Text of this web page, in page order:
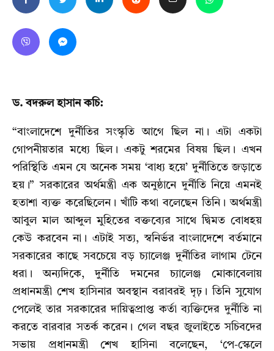
ড. বদরুল হাসান কচি:
“বাংলাদেশে দুর্নীতির সংস্কৃতি আগে ছিল না। এটা একটা
গোপনীয়তার মধ্যে ছিল। একটু শরমের বিষয় ছিল। এখন
পরিস্থিতি এমন যে অনেক সময় ‘বাধ্য হয়ে’ দুর্নীতিতে জড়াতে
হয়।” সরকারের অর্থমন্ত্রী এক অনুষ্ঠানে দুর্নীতি নিয়ে এমনই
হতাশা ব্যক্ত করেছিলেন। খাঁটি কথা বলেছেন তিনি। অর্থমন্ত্রী
আবুল মাল আব্দুল মুহিতের বক্তব্যের সাথে দ্বিমত বোধহয়
কেউ করবেন না। এটাই সত্য, স্বনির্ভর বাংলাদেশে বর্তমানে
সরকারের কাছে সবচেয়ে বড় চ্যালেঞ্জ দুর্নীতির লাগাম টেনে
ধরা। অন্যদিকে, দুর্নীতি দমনের চ্যালেঞ্জ মোকাবেলায়
প্রধানমন্ত্রী শেখ হাসিনার অবস্থান বরাবরই দৃঢ়। তিনি সুযোগ
পেলেই তার সরকারের দায়িত্বপ্রাপ্ত কর্তা ব্যক্তিদের দুর্নীতি না
করতে বারবার সতর্ক করেন। গেল বছর জুলাইতে সচিবদের
সভায় প্রধানমন্ত্রী শেখ হাসিনা বলেছেন, ‘পে-স্কেলে